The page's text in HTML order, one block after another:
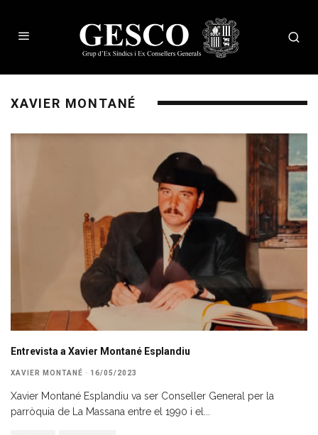
XAVIER MONTANÉ
Entrevista a Xavier Montané Esplandiu
XAVIER MONTANÉ · 16/05/2023
Xavier Montané Esplandiu va ser Conseller General per la
parròquia de La Massana entre el 1990 i el